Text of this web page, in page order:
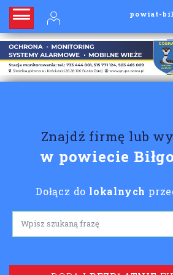
powiat-
Znajdź firmę lub
w powiecie
Dołącz do lokalnych
Lorem ipsum